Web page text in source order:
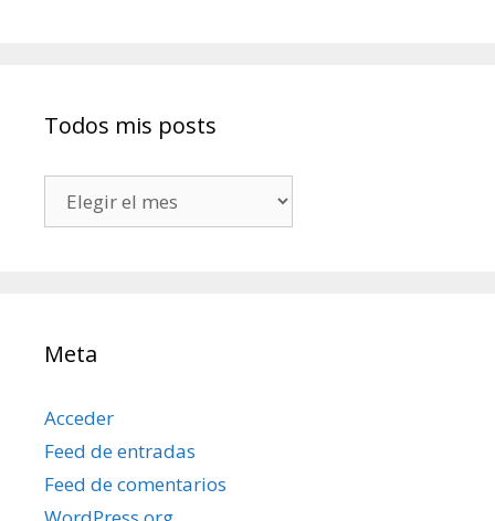
Todos mis posts
mis
Meta
Acceder
Feed de entradas
Feed de comentarios